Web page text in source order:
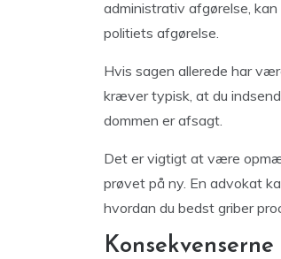
administrativ afgørelse,
politiets afgørelse.
Hvis sagen allerede har
kræver typisk, at du
dommen er afsagt.
Det er vigtigt at være
prøvet på ny. En advokat
hvordan du bedst griber